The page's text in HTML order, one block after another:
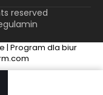
reserved
| Program dla biur